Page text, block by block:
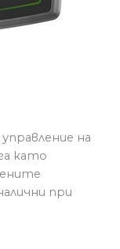
на
като
при